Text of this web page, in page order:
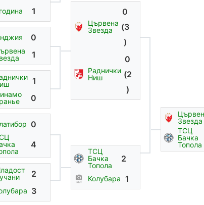
1
0
1
1
0
0
4
2
3
Цървена
Звезда
0
(3
)
Раднички
Ниш
0
(2
)
ТСЦ
Бачка
Топола
2
Колубара 1
Звезда
ТСЦ
Бачка
Топола